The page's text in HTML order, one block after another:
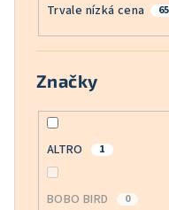
Trvale nízká cena 65
Značky
ALTRO 1
BOBO BIRD 0